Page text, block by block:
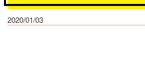
2020/01/03